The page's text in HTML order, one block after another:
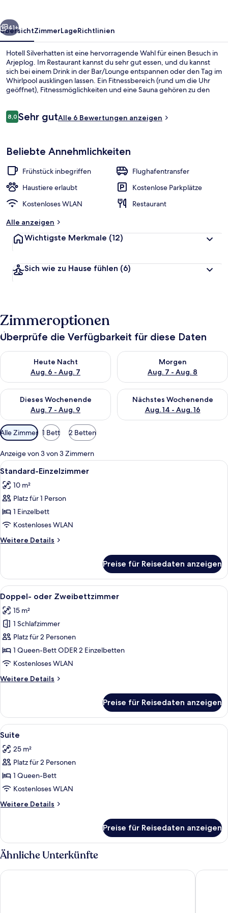
Weiter
41+
ÜbersichtZimmerLageRichtlinien
Hotell Silverhatten ist eine hervorragende Wahl für einen Besuch in
Arjeplog. Im Restaurant kannst du sehr gut essen, und du kannst
sich bei einem Drink in der Bar/Lounge entspannen oder den Tag im
Whirlpool ausklingen lassen. Ein Fitnessbereich (rund um die Uhr
geöffnet), Fitnessmöglichkeiten und eine Sauna gehören zu den
Bewertungen
8,08,0 von 10.
Sehr gutAlle 6 Bewertungen anzeigen
Beliebte Annehmlichkeiten
Frühstück inbegriffen
Flughafentransfer
Haustiere erlaubt
Kostenlose Parkplätze
Kostenloses WLAN
Restaurant
Alle anzeigen
Wichtigste Merkmale (12)
Sich wie zu Hause fühlen (6)
Zimmeroptionen
Überprüfe die Verfügbarkeit für diese Daten
Heute Nacht
Aug. 6 - Aug. 7
Überprüfe die Verfügbarkeit für heute Nacht, Aug. 6 - Aug. 7.
Morgen
Aug. 7 - Aug. 8
Überprüfe die Verfügbarkeit
Dieses Wochenende
Aug. 7 - Aug. 9
Überprüfe die Verfügbarkeit für dieses Wochenende, Aug. 7
Nächstes Wochenende
Aug. 14 - Aug. 16
Überprüfe die Verfügbarkeit
Verfügbare
Filter
für
Zimmer
Alle Zimmer 1 Bett 2 Betten
Anzeige von 3 von 3 Zimmern
Alle
Fotos
für
Standard-
Einzelzimmer
anzeigen
Ein Hotelzimmer mit Bett,
3
Standard-Einzelzimmer
10 m²
Platz für 1 Person
1 Einzelbett
Kostenloses WLAN
Weitere Details
Weitere
Einzelzimmer
Preise für Reisedaten anzeigen
Alle
Fotos
für
Doppel-
oder
Zweibettzimmer
anzeigen
Ein Hotelzimmer mit zwei Betten,
4
Doppel- oder Zweibettzimmer
15 m²
1 Schlafzimmer
Platz für 2 Personen
1 Queen-Bett ODER 2 Einzelbetten
Kostenloses WLAN
Weitere Details
Weitere
oder
Zweibettzimmer
Preise für Reisedaten anzeigen
Alle
Fotos
für
Suite
anzeigen
Ein Hotelzimmer mit Bett, einer
4
Suite
25 m²
Platz für 2 Personen
1 Queen-Bett
Kostenloses WLAN
Weitere Details
Weitere
Preise für Reisedaten anzeigen
Ähnliche Unterkünfte
Hornavan Hotell Hotell